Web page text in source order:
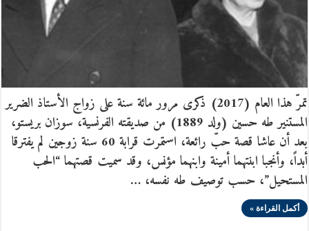
تمرّ هذا العام (2017) ذكرى مرور مائة سنة على زواج الأستاذ الضرير
المستنير طه حسين (ولد 1889) من صديقته الفرنسية، سوزان بريستو،
بعد أن عاشا قصة حبّ رائعة، استمرت قرابة 60 سنة زوجين لم يفترقا
أبداً، وأنجبا ابنتهما أمينة وابنهما مؤنس، وقد سميت قصتهما “الحب
المستحيل”، حسب توصيف طه نفسه، …
أكمل القراءة »